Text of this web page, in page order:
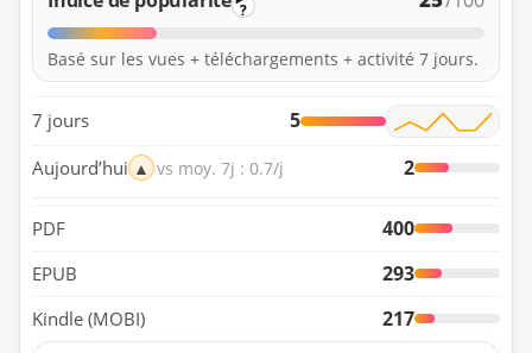
?
Basé sur les vues + téléchargements + activité 7 jours.
7 jours 5
Aujourd’hui ▲ vs moy. 7j : 0.7/j 2
PDF 400
EPUB 293
Kindle (MOBI)
217